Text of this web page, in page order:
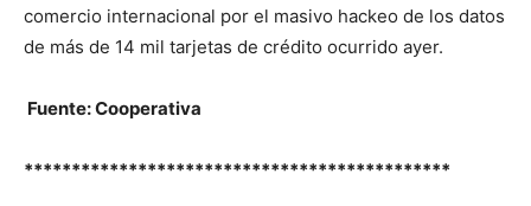
comercio internacional por el masivo hackeo de los datos
de más de 14 mil tarjetas de crédito ocurrido ayer.
Fuente: Cooperativa
*********************************************